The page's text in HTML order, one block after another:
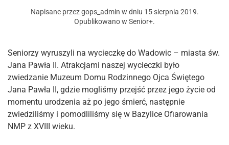
Napisane przezgops_admin w dniu 15 sierpnia 2019.
Opublikowano w Senior+.
Seniorzy wyruszyli na wycieczkę do Wadowic – miasta św.
Jana Pawła II. Atrakcjami naszej wycieczki było
zwiedzanie Muzeum Domu Rodzinnego Ojca Świętego
Jana Pawła II, gdzie mogliśmy przejść przez jego życie od
momentu urodzenia aż po jego śmierć, następnie
zwiedziliśmy i pomodliliśmy się w Bazylice Ofiarowania
NMP z XVIII wieku.